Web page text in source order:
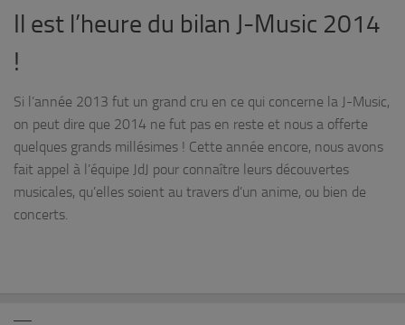
Il est l’heure du bilan J-Music 2014
!
Si l’année 2013 fut un grand cru en ce qui concerne la J-Music,
on peut dire que 2014 ne fut pas en reste et nous a offerte
quelques grands millésimes ! Cette année encore, nous avons
fait appel à l’équipe JdJ pour connaître leurs découvertes
musicales, qu’elles soient au travers d’un anime, ou bien de
concerts.